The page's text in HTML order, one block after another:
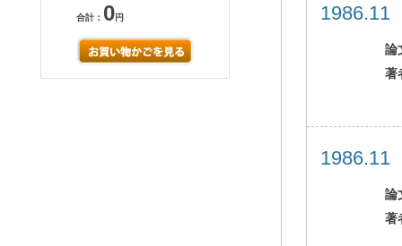
合計： 0円
論
著
論
著